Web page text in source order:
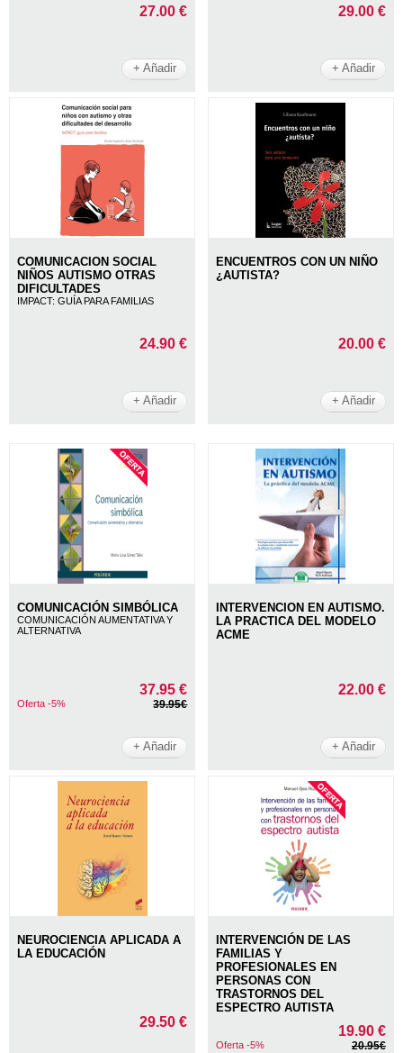
27.00 €
+ Añadir
29.00 €
+ Añadir
COMUNICACION SOCIAL
NIÑOS AUTISMO OTRAS
DIFICULTADES
IMPACT: GUÍA PARA FAMILIAS
24.90 €
+ Añadir
ENCUENTROS CON UN NIÑO
¿AUTISTA?
20.00 €
+ Añadir
COMUNICACIÓN SIMBÓLICA
COMUNICACIÓN AUMENTATIVA Y
ALTERNATIVA
37.95 €
Oferta -5% 39.95€
+ Añadir
INTERVENCION EN AUTISMO.
LA PRACTICA DEL MODELO
ACME
22.00 €
+ Añadir
NEUROCIENCIA APLICADA A
LA EDUCACIÓN
29.50 €
INTERVENCIÓN DE LAS
FAMILIAS Y
PROFESIONALES EN
PERSONAS CON
TRASTORNOS DEL
ESPECTRO AUTISTA
19.90 €
Oferta -5% 20.95€